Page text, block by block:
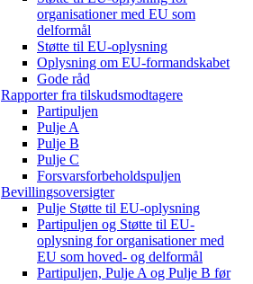
organisationer med EU som
delformål
Støtte til EU-oplysning
Oplysning om EU-formandskabet
Gode råd
Rapporter fra tilskudsmodtagere
Partipuljen
Pulje A
Pulje B
Pulje C
Forsvarsforbeholdspuljen
Bevillingsoversigter
Pulje Støtte til EU-oplysning
Partipuljen og Støtte til EU-
oplysning for organisationer med
EU som hoved- og delformål
Partipuljen, Pulje A og Pulje B før